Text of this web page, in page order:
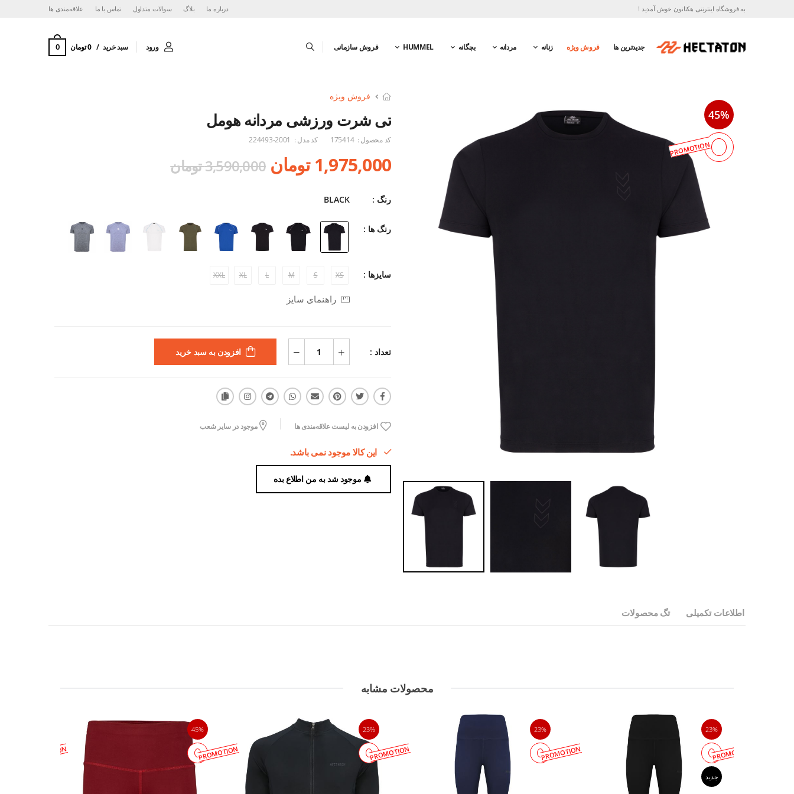
به فروشگاه اینترنتی هکتاتون خوش آمدید ! درباره ما بلاگ سوالات متداول تماس با ما ‌علاقه‌مندی ها
جدیدترین ها فروش ویژه زنانه مردانه بچگانه HUMMEL فروش سازمانی ورود سبد خرید 0 تومان 0
45%
PROMOTION
فروش ویژه
تی شرت ورزشی مردانه هومل
کد محصول : 175414 کد مدل : 224493-2001
1,975,000 تومان 3,590,000 تومان
رنگ : BLACK
رنگ ها :
سایزها : XS
S
M
L
XL
XXL
راهنمای سایز
تعداد : افزودن به سبد خرید
افزودن به لیست علاقه‌مندی ها موجود در سایر شعب
این کالا موجود نمی باشد.
موجود شد به من اطلاع بده
اطلاعات تکمیلی تگ محصولات
محصولات مشابه
23%
PROMOTION
جدید
23%
PROMOTION
23%
PROMOTION
45%
PROMOTION
PROMOTION